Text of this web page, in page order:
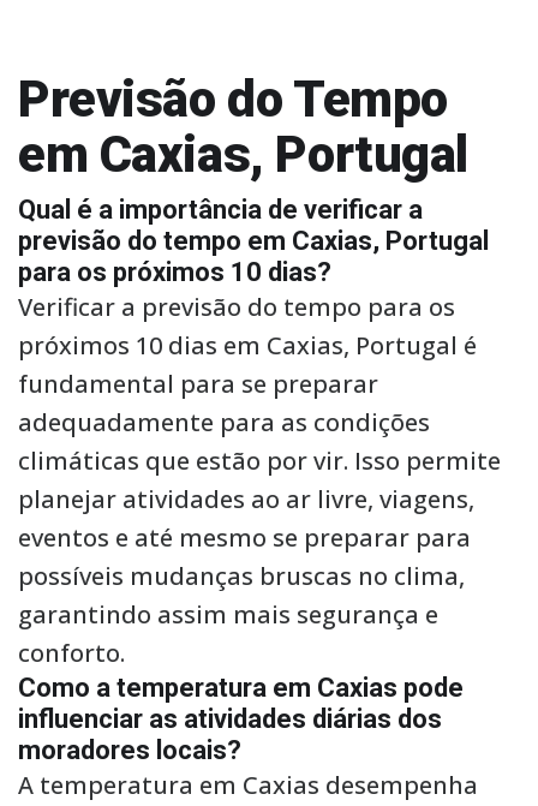
Previsão do Tempo
em Caxias, Portugal
Qual é a importância de verificar a
previsão do tempo em Caxias, Portugal
para os próximos 10 dias?
Verificar a previsão do tempo para os
próximos 10 dias em Caxias, Portugal é
fundamental para se preparar
adequadamente para as condições
climáticas que estão por vir. Isso permite
planejar atividades ao ar livre, viagens,
eventos e até mesmo se preparar para
possíveis mudanças bruscas no clima,
garantindo assim mais segurança e
conforto.
Como a temperatura em Caxias pode
influenciar as atividades diárias dos
moradores locais?
A temperatura em Caxias desempenha